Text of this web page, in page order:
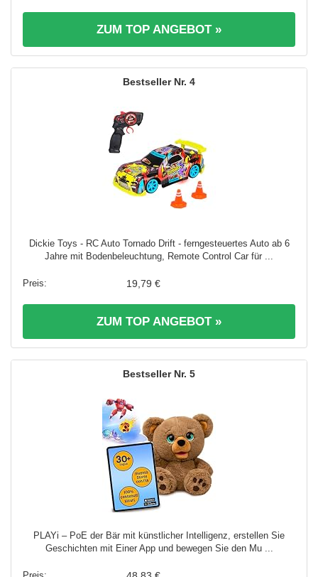
ZUM TOP ANGEBOT »
4
Dickie Toys - RC Auto Tornado Drift - ferngesteuertes Auto ab 6
Jahre mit Bodenbeleuchtung, Remote Control Car für ...
19,79 €
ZUM TOP ANGEBOT »
5
PLAYi – PoE der Bär mit künstlicher Intelligenz, erstellen Sie
Geschichten mit Einer App und bewegen Sie den Mu ...